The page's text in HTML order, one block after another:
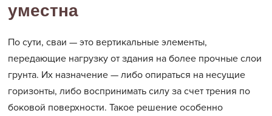
уместна
По сути, сваи — это вертикальные элементы,
передающие нагрузку от здания на более прочные слои
грунта. Их назначение — либо опираться на несущие
горизонты, либо воспринимать силу за счет трения по
боковой поверхности. Такое решение особенно